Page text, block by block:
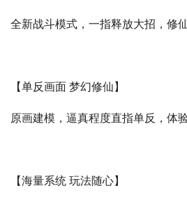
全新战斗模式，一指释放大招，修
【单反画面 梦幻修仙】
原画建模，逼真程度直指单反，体
【海量系统 玩法随心】